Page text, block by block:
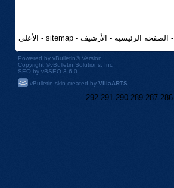
- الصفحه الرئيسيه - الأرشيف -
sitemap
- الأعلى
Powered by vBulletin®Version
Copyright ©vBulletin Solutions, Inc
SEO by vBSEO 3.6.0
vBulletin skin created by VillaARTS
286
287
289
290
291
292